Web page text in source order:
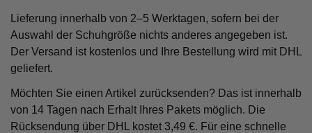
Lieferung innerhalb von 2–5 Werktagen, sofern bei der
Auswahl der Schuhgröße nichts anderes angegeben ist.
Der Versand ist kostenlos und Ihre Bestellung wird mit DHL
geliefert.
Möchten Sie einen Artikel zurücksenden? Das ist innerhalb
von 14 Tagen nach Erhalt Ihres Pakets möglich. Die
Rücksendung über DHL kostet 3,49 €. Für eine schnelle